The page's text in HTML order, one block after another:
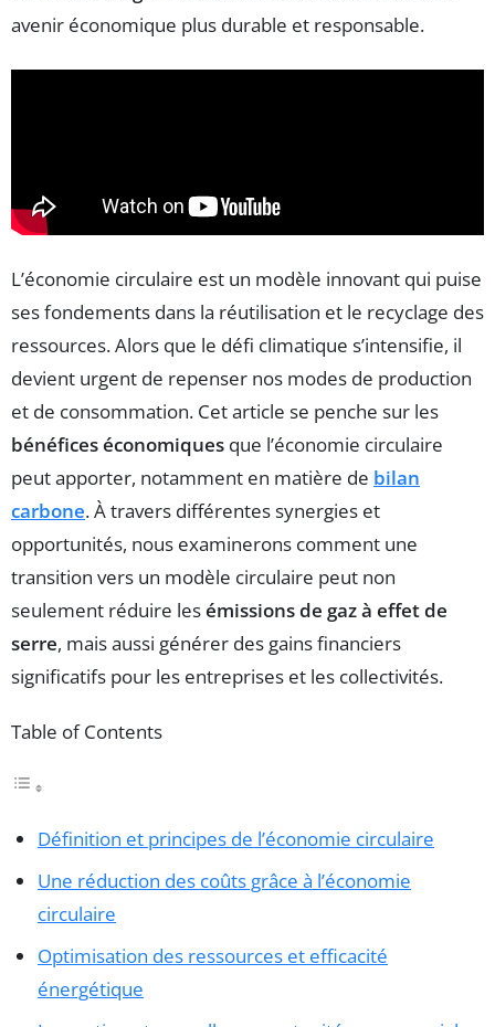
avenir économique plus durable et responsable.
L’économie circulaire est un modèle innovant qui puise
ses fondements dans la réutilisation et le recyclage des
ressources. Alors que le défi climatique s’intensifie, il
devient urgent de repenser nos modes de production
et de consommation. Cet article se penche sur les
bénéfices économiques que l’économie circulaire
peut apporter, notamment en matière de bilan
carbone. À travers différentes synergies et
opportunités, nous examinerons comment une
transition vers un modèle circulaire peut non
seulement réduire lesémissions de gaz à effet de
serre, mais aussi générer des gains financiers
significatifs pour les entreprises et les collectivités.
Table of Contents
Définition et principes de l’économie circulaire
Une réduction des coûts grâce à l’économie
circulaire
Optimisation des ressources et efficacité
énergétique